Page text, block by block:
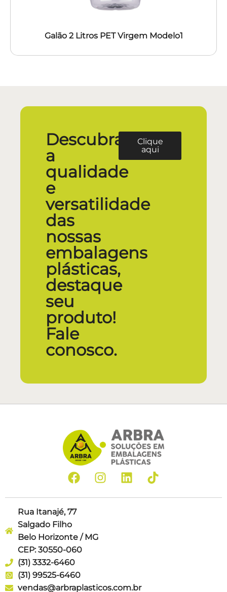
Galão 2 Litros PET Virgem Modelo1
Descubra
a
qualidade
e
versatilidade
das
nossas
embalagens
plásticas,
destaque
seu
produto!
Fale
conosco.
Clique
aqui
Rua Itanajé, 77
Salgado Filho
Belo Horizonte / MG
CEP: 30550-060
(31) 3332-6460
(31) 99525-6460
vendas@arbraplasticos.com.br